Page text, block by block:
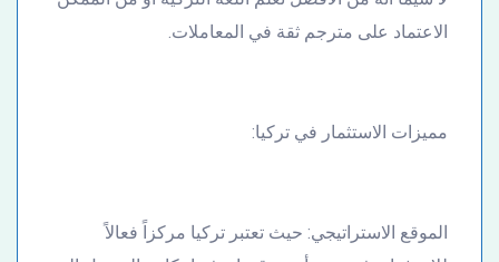
الاعتماد على مترجم ثقة في المعاملات.
مميزات الاستثمار في تركيا:
الموقع الاستراتيجي: حيث تعتبر تركيا مركزاً فعالاً